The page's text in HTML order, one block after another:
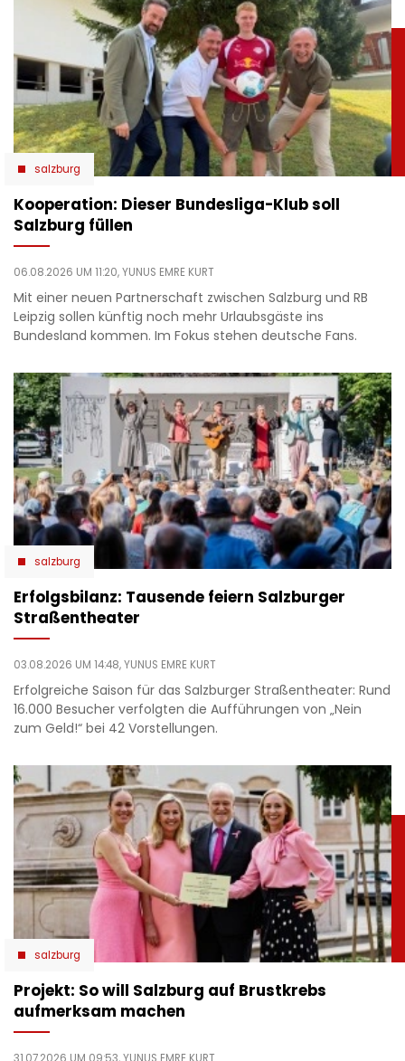
salzburg
Kooperation: Dieser Bundesliga-Klub soll
Salzburg füllen
06.08.2026 UM 11:20,YUNUS EMRE KURT
Mit einer neuen Partnerschaft zwischen Salzburg und RB
Leipzig sollen künftig noch mehr Urlaubsgäste ins
Bundesland kommen. Im Fokus stehen deutsche Fans.
salzburg
Erfolgsbilanz: Tausende feiern Salzburger
Straßentheater
03.08.2026 UM 14:48,YUNUS EMRE KURT
Erfolgreiche Saison für das Salzburger Straßentheater: Rund
16.000 Besucher verfolgten die Aufführungen von „Nein
zum Geld!“ bei 42 Vorstellungen.
salzburg
Projekt: So will Salzburg auf Brustkrebs
aufmerksam machen